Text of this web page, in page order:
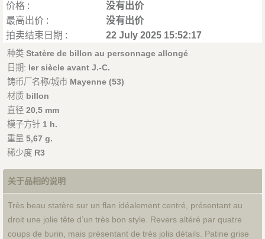
价格 :
没有出价
最高出价 :
没有出价
拍卖结束日期 :
22 July 2025 15:52:17
种类 Statère de billon au personnage allongé
日期: Ier siècle avant J.-C.
铸币厂名称/城市 Mayenne (53)
材质 billon
直径 20,5 mm
模子方针 1 h.
重量 5,67 g.
稀少度 R3
关于品相的说明
Très beau statère sur un flan idéalement centré, présentant au
droit une jolie tête d’un très bon style. Revers altéré par quatre
coups de burin, mais présentant de très jolis détails. Patine grise